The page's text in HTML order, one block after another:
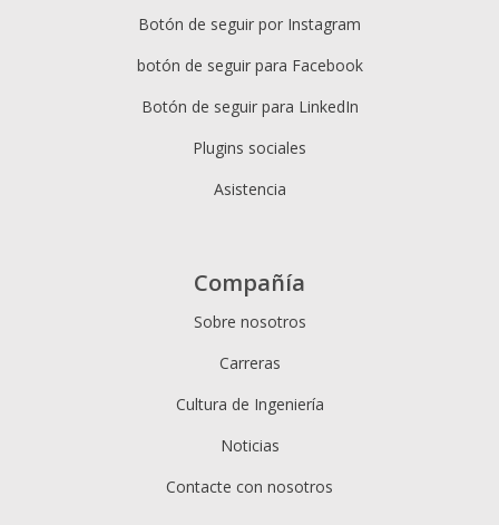
Botón de seguir por Instagram
botón de seguir para Facebook
Botón de seguir para LinkedIn
Plugins sociales
Asistencia
Compañía
Sobre nosotros
Carreras
Cultura de Ingeniería
Noticias
Contacte con nosotros